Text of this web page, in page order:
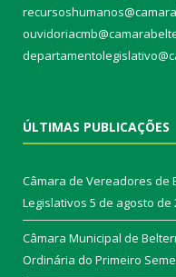
ÚLTIMAS PUBLICAÇÕES
Câmara de Vereadores de
Legislativos 5 de agosto de
Câmara Municipal de
Ordinária do Primeiro